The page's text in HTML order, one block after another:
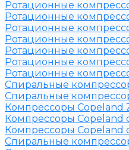
Ротационные
Ротационные
Ротационные
Ротационные
Ротационные
Ротационные
Ротационные
Спиральные
Спиральные
Компрессоры Copeland
Компрессоры Copeland
Компрессоры Copeland
Спиральные